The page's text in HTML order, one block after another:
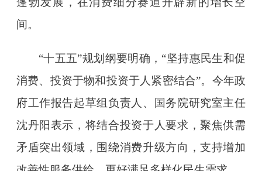
间。
“十五五”规划纲要明确，“坚持惠民生和促
消费、投资于物和投资于人紧密结合”。今年政
府工作报告起草组负责人、国务院研究室主任
沈丹阳表示，将结合投资于人要求，聚焦供需
矛盾突出领域，围绕消费升级方向，支持增加